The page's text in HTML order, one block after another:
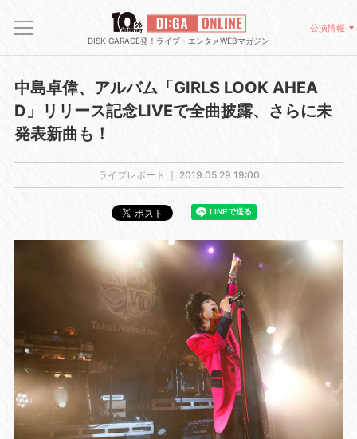
DISK GARAGE発！ライブ・エンタメWEBマガジン
公演情報
中島卓偉、アルバム「GIRLS LOOK AHEA
D」リリース記念LIVEで全曲披露、さらに未
発表新曲も！
ライブレポート ｜ 2019.05.29 19:00